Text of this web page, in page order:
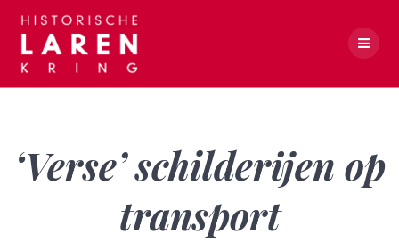
‘Verse’ schilderijen op
transport